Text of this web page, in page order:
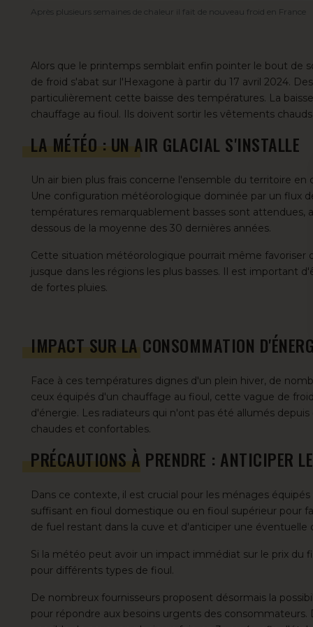
Après plusieurs semaines de chaleur il fait de nouveau froid en France
Alors que le printemps semblait enfin pointer le bout de
de froid s'abat sur l'Hexagone à partir du 17 avril 2024.
particulièrement cette baisse des températures. La
chauffage au fioul. Ils doivent sortir les vêtements chauds
LA MÉTÉO : UN AIR GLACIAL S'INSTALLE
Un air bien plus frais concerne l'ensemble du territoire
Une configuration météorologique dominée par un flux
températures remarquablement basses sont attendues,
dessous de la moyenne des 30 dernières années.
Cette situation météorologique pourrait même favoriser
jusque dans les régions les plus basses. Il est important
de fortes pluies.
IMPACT SUR LA CONSOMMATION
Face à ces températures dignes d'un plein hiver, de
ceux équipés d'un chauffage au fioul, cette vague de
d'énergie. Les radiateurs qui n'ont pas été allumés
chaudes et confortables.
PRÉCAUTIONS À PRENDRE : ANTICIPER
Dans ce contexte, il est crucial pour les ménages
suffisant en fioul domestique ou en fioul supérieur pour
de fuel restant dans la cuve et d'anticiper une
Si la météo peut avoir un impact immédiat sur le prix du
pour différents types de fioul.
De nombreux fournisseurs proposent désormais la
pour répondre aux besoins urgents des